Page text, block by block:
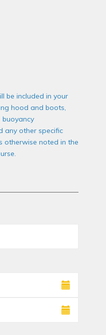
be included in your
hood and boots,
buoyancy
any other specific
otherwise noted in the